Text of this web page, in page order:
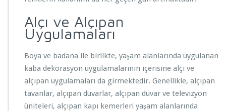
Alçı ve Alçıpan
Uygulamaları
Boya ve badana ile birlikte, yaşam alanlarında uygulanan
kaba dekorasyon uygulamalarının içerisine alçı ve
alçıpan uygulamaları da girmektedir. Genellikle, alçıpan
tavanlar, alçıpan duvarlar, alçıpan duvar ve televizyon
üniteleri, alçıpan kapı kemerleri yaşam alanlarında